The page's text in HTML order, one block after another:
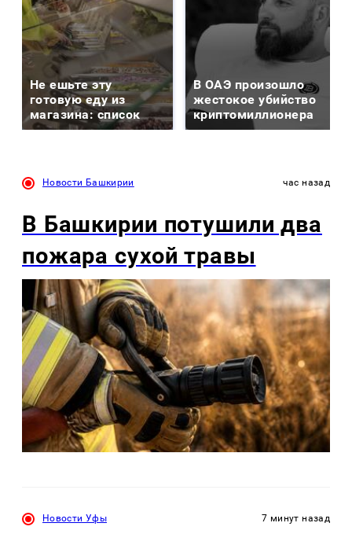
Не ешьте эту
готовую еду из
магазина: список
В ОАЭ произошло
жестокое убийство
криптомиллионера
Новости Башкирии час назад
В Башкирии потушили два
пожара сухой травы
Новости Уфы 7 минут назад